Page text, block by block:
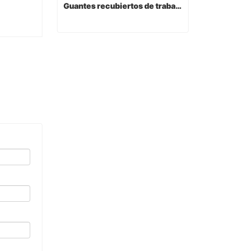
Guantes recubiertos de trabajo de PVC